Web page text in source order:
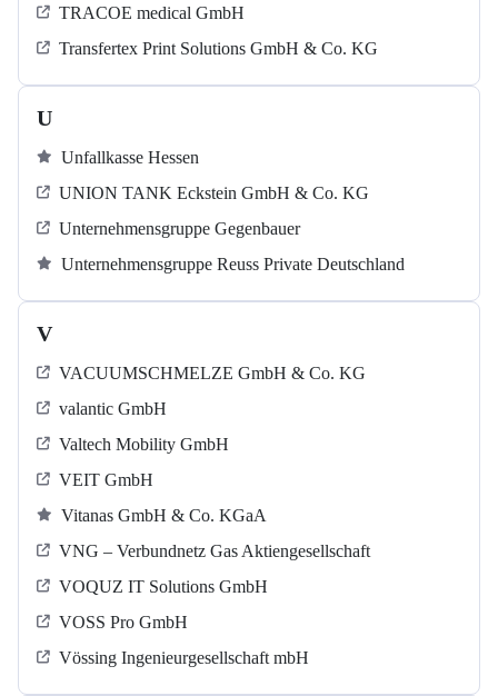
TRACOE medical GmbH
Transfertex Print Solutions GmbH & Co. KG
U
Unfallkasse Hessen
UNION TANK Eckstein GmbH & Co. KG
Unternehmensgruppe Gegenbauer
Unternehmensgruppe Reuss Private Deutschland
V
VACUUMSCHMELZE GmbH & Co. KG
valantic GmbH
Valtech Mobility GmbH
VEIT GmbH
Vitanas GmbH & Co. KGaA
VNG – Verbundnetz Gas Aktiengesellschaft
VOQUZ IT Solutions GmbH
VOSS Pro GmbH
Vössing Ingenieurgesellschaft mbH